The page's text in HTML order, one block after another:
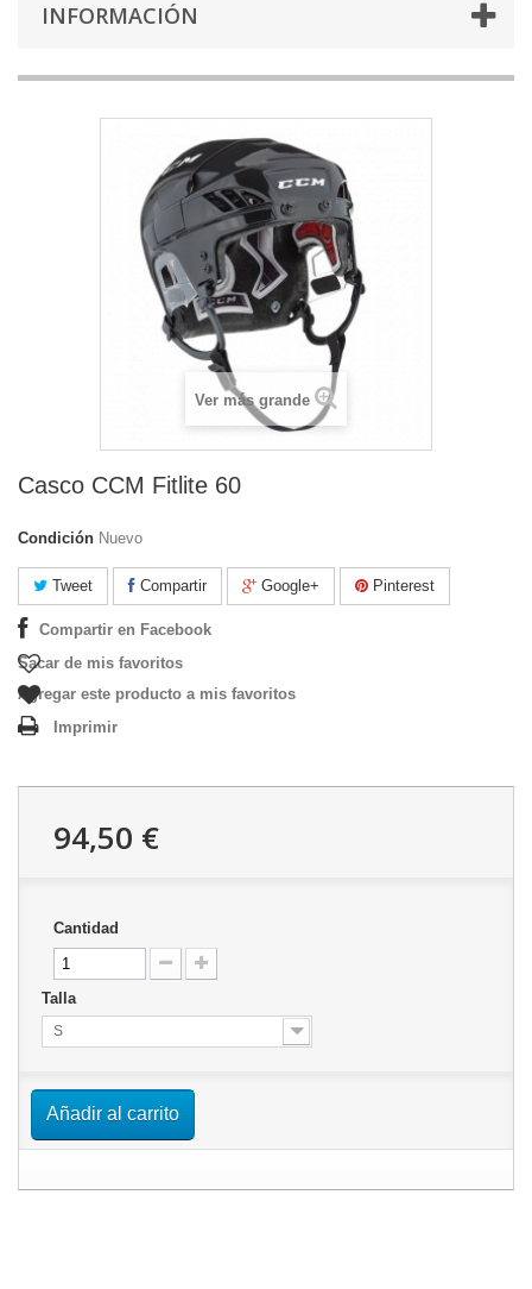
INFORMACIÓN
Ver más grande
Casco CCM Fitlite 60
Condición Nuevo
Tweet Compartir Google+ Pinterest
Compartir en Facebook
Sacar de mis favoritos
Agregar este producto a mis favoritos
Imprimir
94,50 €
Cantidad
Talla
S
Añadir al carrito